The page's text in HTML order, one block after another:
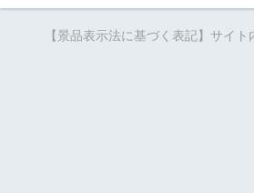
【景品表示法に基づく表記】サイ